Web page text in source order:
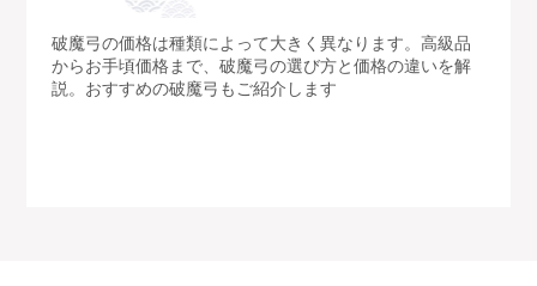
破魔弓の価格は種類によって大きく異なります。高級品
からお手頃価格まで、破魔弓の選び方と価格の違いを解
説。おすすめの破魔弓もご紹介します